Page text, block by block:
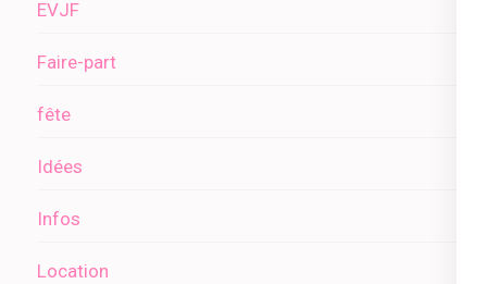
EVJF
Faire-part
fête
Idées
Infos
Location